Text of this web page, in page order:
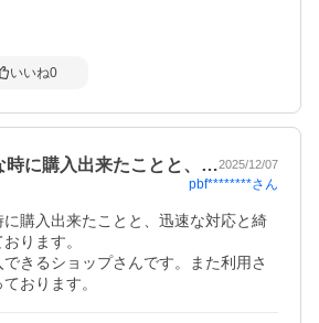
いいね0
時に購入出来たことと、…2025/12/07
pbf********さん
購入出来たことと、迅速な対応と綺
ります。
きるショップさんです。また利用さ
おります。